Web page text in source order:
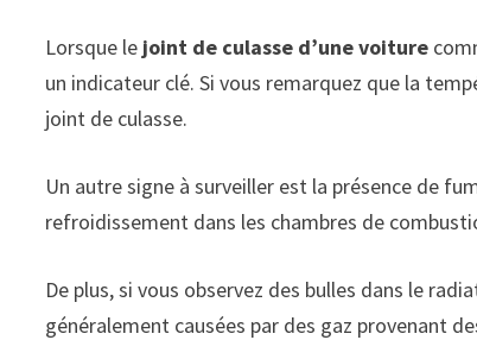
Lorsque le joint de culasse d’une voiture
un indicateur clé. Si vous remarquez que la
joint de culasse.
Un autre signe à surveiller est la présence de
refroidissement dans les chambres de
De plus, si vous observez des bulles dans le
généralement causées par des gaz provenant